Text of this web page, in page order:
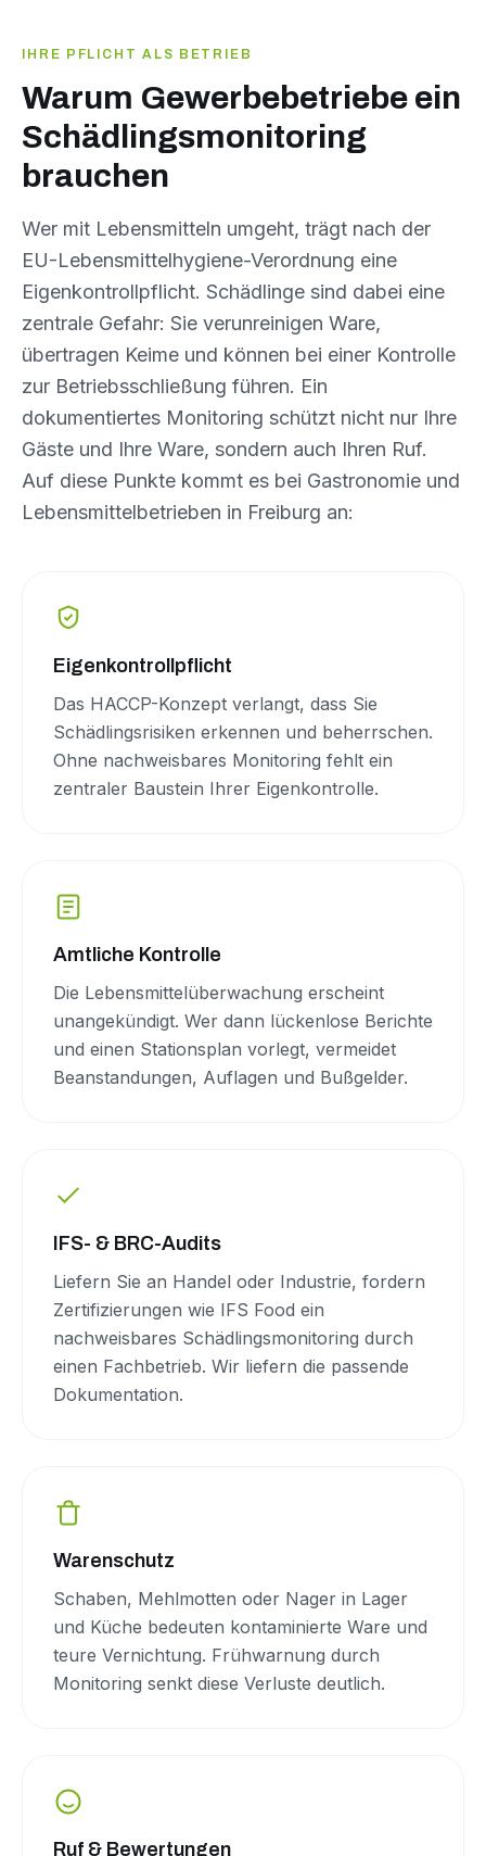
IHRE PFLICHT ALS BETRIEB
Warum Gewerbebetriebe ein
Schädlingsmonitoring
brauchen
Wer mit Lebensmitteln umgeht, trägt nach der
EU-Lebensmittelhygiene-Verordnung eine
Eigenkontrollpflicht. Schädlinge sind dabei eine
zentrale Gefahr: Sie verunreinigen Ware,
übertragen Keime und können bei einer Kontrolle
zur Betriebsschließung führen. Ein
dokumentiertes Monitoring schützt nicht nur Ihre
Gäste und Ihre Ware, sondern auch Ihren Ruf.
Auf diese Punkte kommt es bei Gastronomie und
Lebensmittelbetrieben in Freiburg an:
Eigenkontrollpflicht
Das HACCP-Konzept verlangt, dass Sie
Schädlingsrisiken erkennen und beherrschen.
Ohne nachweisbares Monitoring fehlt ein
zentraler Baustein Ihrer Eigenkontrolle.
Amtliche Kontrolle
Die Lebensmittelüberwachung erscheint
unangekündigt. Wer dann lückenlose Berichte
und einen Stationsplan vorlegt, vermeidet
Beanstandungen, Auflagen und Bußgelder.
IFS- & BRC-Audits
Liefern Sie an Handel oder Industrie, fordern
Zertifizierungen wie IFS Food ein
nachweisbares Schädlingsmonitoring durch
einen Fachbetrieb. Wir liefern die passende
Dokumentation.
Warenschutz
Schaben, Mehlmotten oder Nager in Lager
und Küche bedeuten kontaminierte Ware und
teure Vernichtung. Frühwarnung durch
Monitoring senkt diese Verluste deutlich.
Ruf & Bewertungen